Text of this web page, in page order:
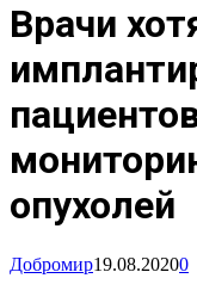
Врачи
опухолей
Добромир19.08.20200